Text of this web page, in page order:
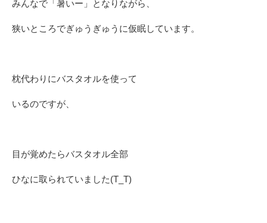
みんなで「暑いー」となりながら、
狭いところでぎゅうぎゅうに仮眠しています。
枕代わりにバスタオルを使って
いるのですが、
目が覚めたらバスタオル全部
ひなに取られていました(T_T)